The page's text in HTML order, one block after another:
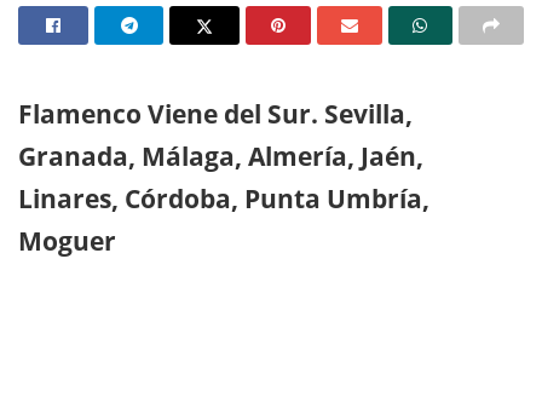
Flamenco Viene del Sur. Sevilla,
Granada, Málaga, Almería, Jaén,
Linares, Córdoba, Punta Umbría,
Moguer